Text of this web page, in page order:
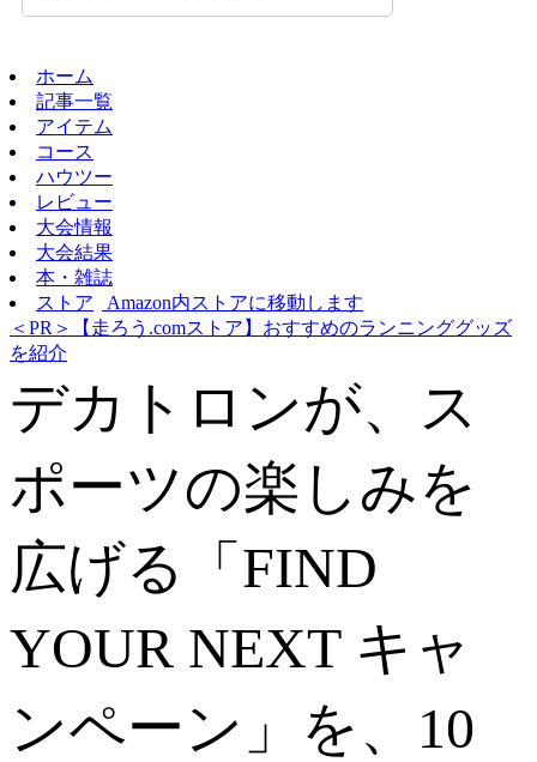
ホーム
記事一覧
アイテム
コース
ハウツー
レビュー
大会情報
大会結果
本・雑誌
ストア
Amazon内ストアに移動します
＜PR＞【走ろう.comストア】おすすめのランニンググッズ
を紹介
デカトロンが、ス
ポーツの楽しみを
広げる「FIND
YOUR NEXT キャ
ンペーン」を、10